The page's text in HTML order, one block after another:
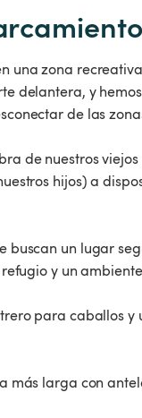
una zona
delantera, y
de las
de nuestros
hijos) a
un lugar
y un
para caballos